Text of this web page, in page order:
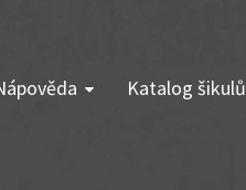
Katalog šikulů